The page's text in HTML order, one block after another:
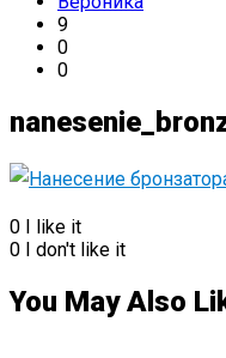
9
0
0
0 I like it
0 I don't like it
You May Also